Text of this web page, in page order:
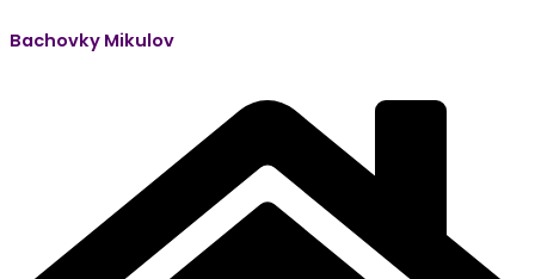
Bachovky Mikulov